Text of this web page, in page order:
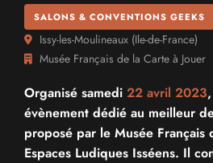
SALONS & CONVENTIONS GEEKS
Issy-les-Moulineaux (Ile-de-France)
Musée Français de la Carte à Jouer
Organisé samedi 22 avril 2023
évènement dédié au meilleur
proposé par le Musée Français
Espaces Ludiques Isséens. Il